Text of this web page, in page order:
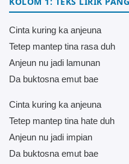
Cinta kuring ka anjeuna
Tetep mantep tina rasa duh
Anjeun nu jadi lamunan
Da buktosna emut bae
Cinta kuring ka anjeuna
Tetep mantep tina hate duh
Anjeun nu jadi impian
Da buktosna emut bae